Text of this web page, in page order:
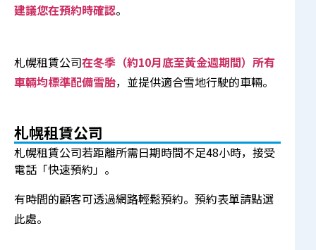
建議您在預約時確認。
札幌租賃公司在冬季（約10月底至黃金週期間）所有
車輛均標準配備雪胎，並提供適合雪地行駛的車輛。
札幌租賃公司
札幌租賃公司若距離所需日期時間不足48小時，接受
電話「快速預約」。
有時間的顧客可透過網路輕鬆預約。預約表單請點選
此處。